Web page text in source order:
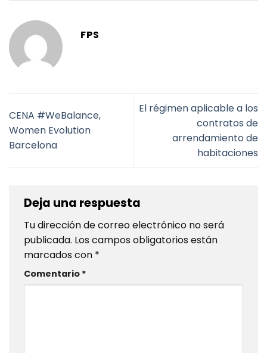
FPS
CENA #WeBalance,
Women Evolution
Barcelona
El régimen aplicable a los
contratos de
arrendamiento de
habitaciones
Deja una respuesta
Tu dirección de correo electrónico no será
publicada. Los campos obligatorios están
marcados con *
Comentario *